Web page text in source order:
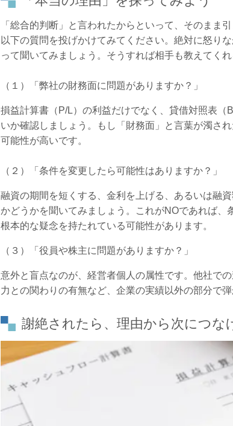
「総合的判断」と言われたからといって、そのまま
以下の質問を投げかけてみてください。絶対に怒り
って聞いてみましょう。そうすれば相手も教えてくれ
（１）「弊社の財務面に問題がありますか？」
損益計算書（P/L）の利益だけでなく、貸借対照表
いか確認しましょう。もし「財務面」と言葉が濁さ
可能性が高いです。
（２）「条件を変更したら可能性はありますか？」
融資の期間を短くする、金利を上げる、あるいは融
かどうかを聞いてみましょう。これがNOであれば
根本的な疑念を持たれている可能性があります。
（３）「役員や株主に問題がありますか？」
意外と盲点なのが、経営者個人の属性です。他社で
力との関わりの有無など、企業の実績以外の部分で
謝絶されたら、理由から次につな